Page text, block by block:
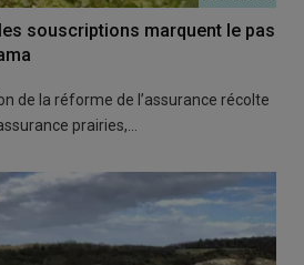
souscriptions marquent le pas
de la réforme de l’assurance récolte
prairies,…